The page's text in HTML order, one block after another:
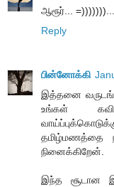
ஆரூர்... =)))))))...
Reply
பின்னோக்கி
இத்தனை
உங்கள்
தமிழ்மணத்தை
நினைக்கிறேன்.
இந்த சூடான